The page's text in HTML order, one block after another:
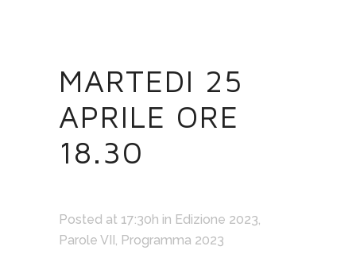
MARTEDI 25
APRILE ORE
18.30
Posted at 17:30h in Edizione 2023,
Parole VII, Programma 2023